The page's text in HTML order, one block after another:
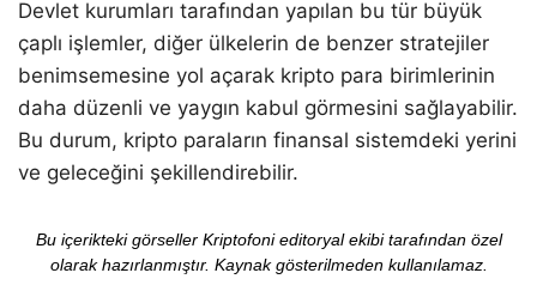
Devlet kurumları tarafından yapılan bu tür büyük
çaplı işlemler, diğer ülkelerin de benzer stratejiler
benimsemesine yol açarak kripto para birimlerinin
daha düzenli ve yaygın kabul görmesini sağlayabilir.
Bu durum, kripto paraların finansal sistemdeki yerini
ve geleceğini şekillendirebilir.
Bu içerikteki görseller Kriptofoni editoryal ekibi tarafından özel
olarak hazırlanmıştır. Kaynak gösterilmeden kullanılamaz.